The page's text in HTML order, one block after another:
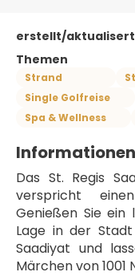
erstellt/
Themen
Strand
Single Golfreise
Spa & Wellness
Informationen
Das St. Regis
verspricht
Genießen Sie ein
Lage in der
Saadiyat und
Märchen von